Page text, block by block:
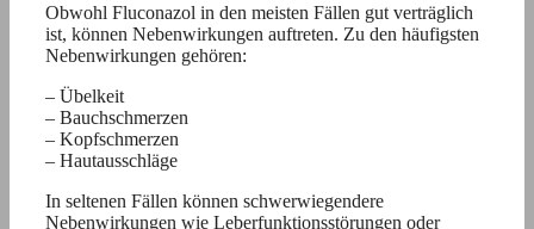
Obwohl Fluconazol in den meisten Fällen gut verträglich
ist, können Nebenwirkungen auftreten. Zu den häufigsten
Nebenwirkungen gehören:
– Übelkeit
– Bauchschmerzen
– Kopfschmerzen
– Hautausschläge
In seltenen Fällen können schwerwiegendere
Nebenwirkungen wie Leberfunktionsstörungen oder